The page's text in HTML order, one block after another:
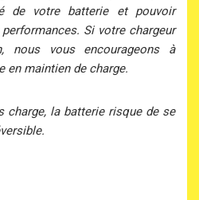
de votre batterie et pouvoir
Si votre chargeur
nous vous encourageons à
en maintien de charge.
charge, la batterie risque de se